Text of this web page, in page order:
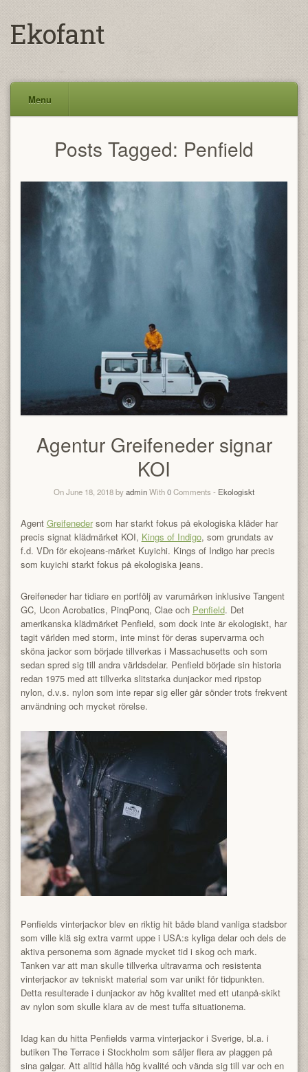
Ekofant
Menu
Posts Tagged: Penfield
Agentur Greifeneder signar
KOI
On June 18, 2018 byadminWith0Comments - Ekologiskt
Agent Greifenedersom har starkt fokus på ekologiska kläder har
precis signat klädmärket KOI, Kings of Indigo, som grundats av
f.d. VDn för ekojeans-märket Kuyichi. Kings of Indigo har precis
som kuyichi starkt fokus på ekologiska jeans.
Greifeneder har tidiare en portfölj av varumärken inklusive Tangent
GC, Ucon Acrobatics, PinqPonq, Clae och Penfield. Det
amerikanska klädmärket Penfield, som dock inte är ekologiskt, har
tagit världen med storm, inte minst för deras supervarma och
sköna jackor som började tillverkas i Massachusetts och som
sedan spred sig till andra världsdelar. Penfield började sin historia
redan 1975 med att tillverka slitstarka dunjackor med ripstop
nylon, d.v.s. nylon som inte repar sig eller går sönder trots frekvent
användning och mycket rörelse.
Penfields vinterjackor blev en riktig hit både bland vanliga stadsbor
som ville klä sig extra varmt uppe i USA:s kyliga delar och dels de
aktiva personerna som ägnade mycket tid i skog och mark.
Tanken var att man skulle tillverka ultravarma och resistenta
vinterjackor av tekniskt material som var unikt för tidpunkten.
Detta resulterade i dunjackor av hög kvalitet med ett utanpå-skikt
av nylon som skulle klara av de mest tuffa situationerna.
Idag kan du hitta Penfields varma vinterjackor i Sverige, bl.a. i
butiken The Terrace i Stockholm som säljer flera av plaggen på
sina galgar. Att alltid hålla hög kvalité och vända sig till var och en